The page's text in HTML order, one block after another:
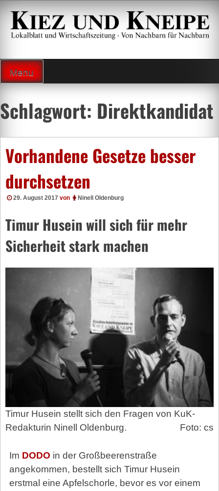
Zum
Inhalt
springen
Menu
Schlagwort: Direktkandidat
Vorhandene Gesetze besser
durchsetzen
29. August 2017 von Ninell Oldenburg
Timur Husein will sich für mehr
Sicherheit stark machen
Timur Husein stellt sich den Fragen von KuK-
Redakturin Ninell Oldenburg.
Foto: cs
Im DODO in der Großbeerenstraße
angekommen, bestellt sich Timur Husein
erstmal eine Apfelschorle, bevor es vor einem